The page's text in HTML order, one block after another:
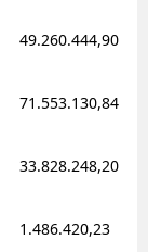
49.260.444,90
71.553.130,84
33.828.248,20
1.486.420,23